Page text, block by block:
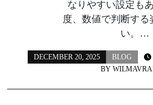
なりやすい設定も
度、数値で判断する
い。…
DECEMBER 20, 2025
BLOG
BY